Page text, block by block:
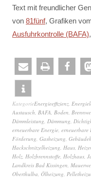
Text mit freundlicher
von 81fünf, Grafiken
Ausfuhrkontrolle (BAFA)
KategorieEnergieeffizienz
Austausch BAFA Boden
Dämmleistung Dämmung
erneuerbare Energie erneuerbare
Förderung Gasheizung
Hackschnitzelheizung Haus
Holz Holzbrennstoffe Holzhaus
Landkreis Bad Kissingen
Oberthulba Ölheizung